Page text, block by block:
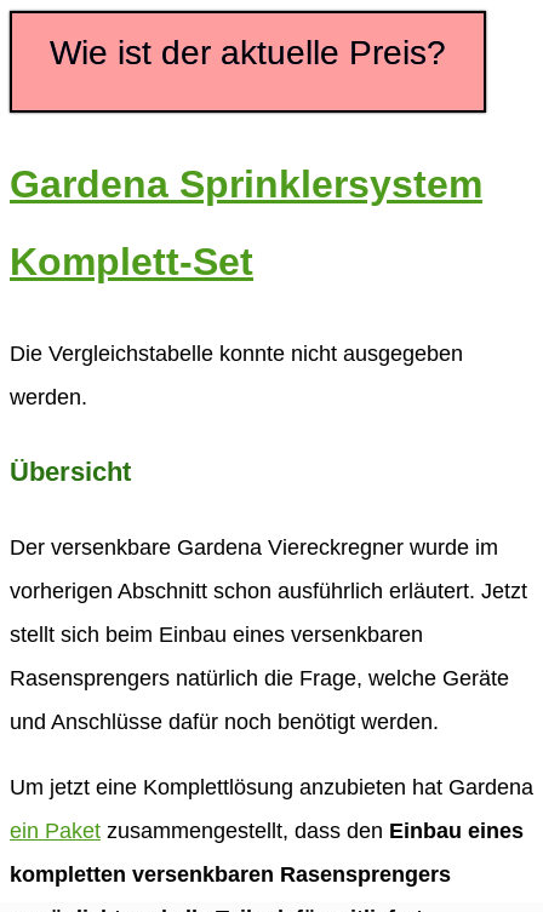
Wie ist der aktuelle Preis?
Gardena Sprinklersystem
Komplett-Set
Die Vergleichstabelle konnte nicht ausgegeben
werden.
Übersicht
Der versenkbare Gardena Viereckregner wurde im
vorherigen Abschnitt schon ausführlich erläutert. Jetzt
stellt sich beim Einbau eines versenkbaren
Rasensprengers natürlich die Frage, welche Geräte
und Anschlüsse dafür noch benötigt werden.
Um jetzt eine Komplettlösung anzubieten hat Gardena
ein Paket zusammengestellt, dass den Einbau eines
kompletten versenkbaren Rasensprengers